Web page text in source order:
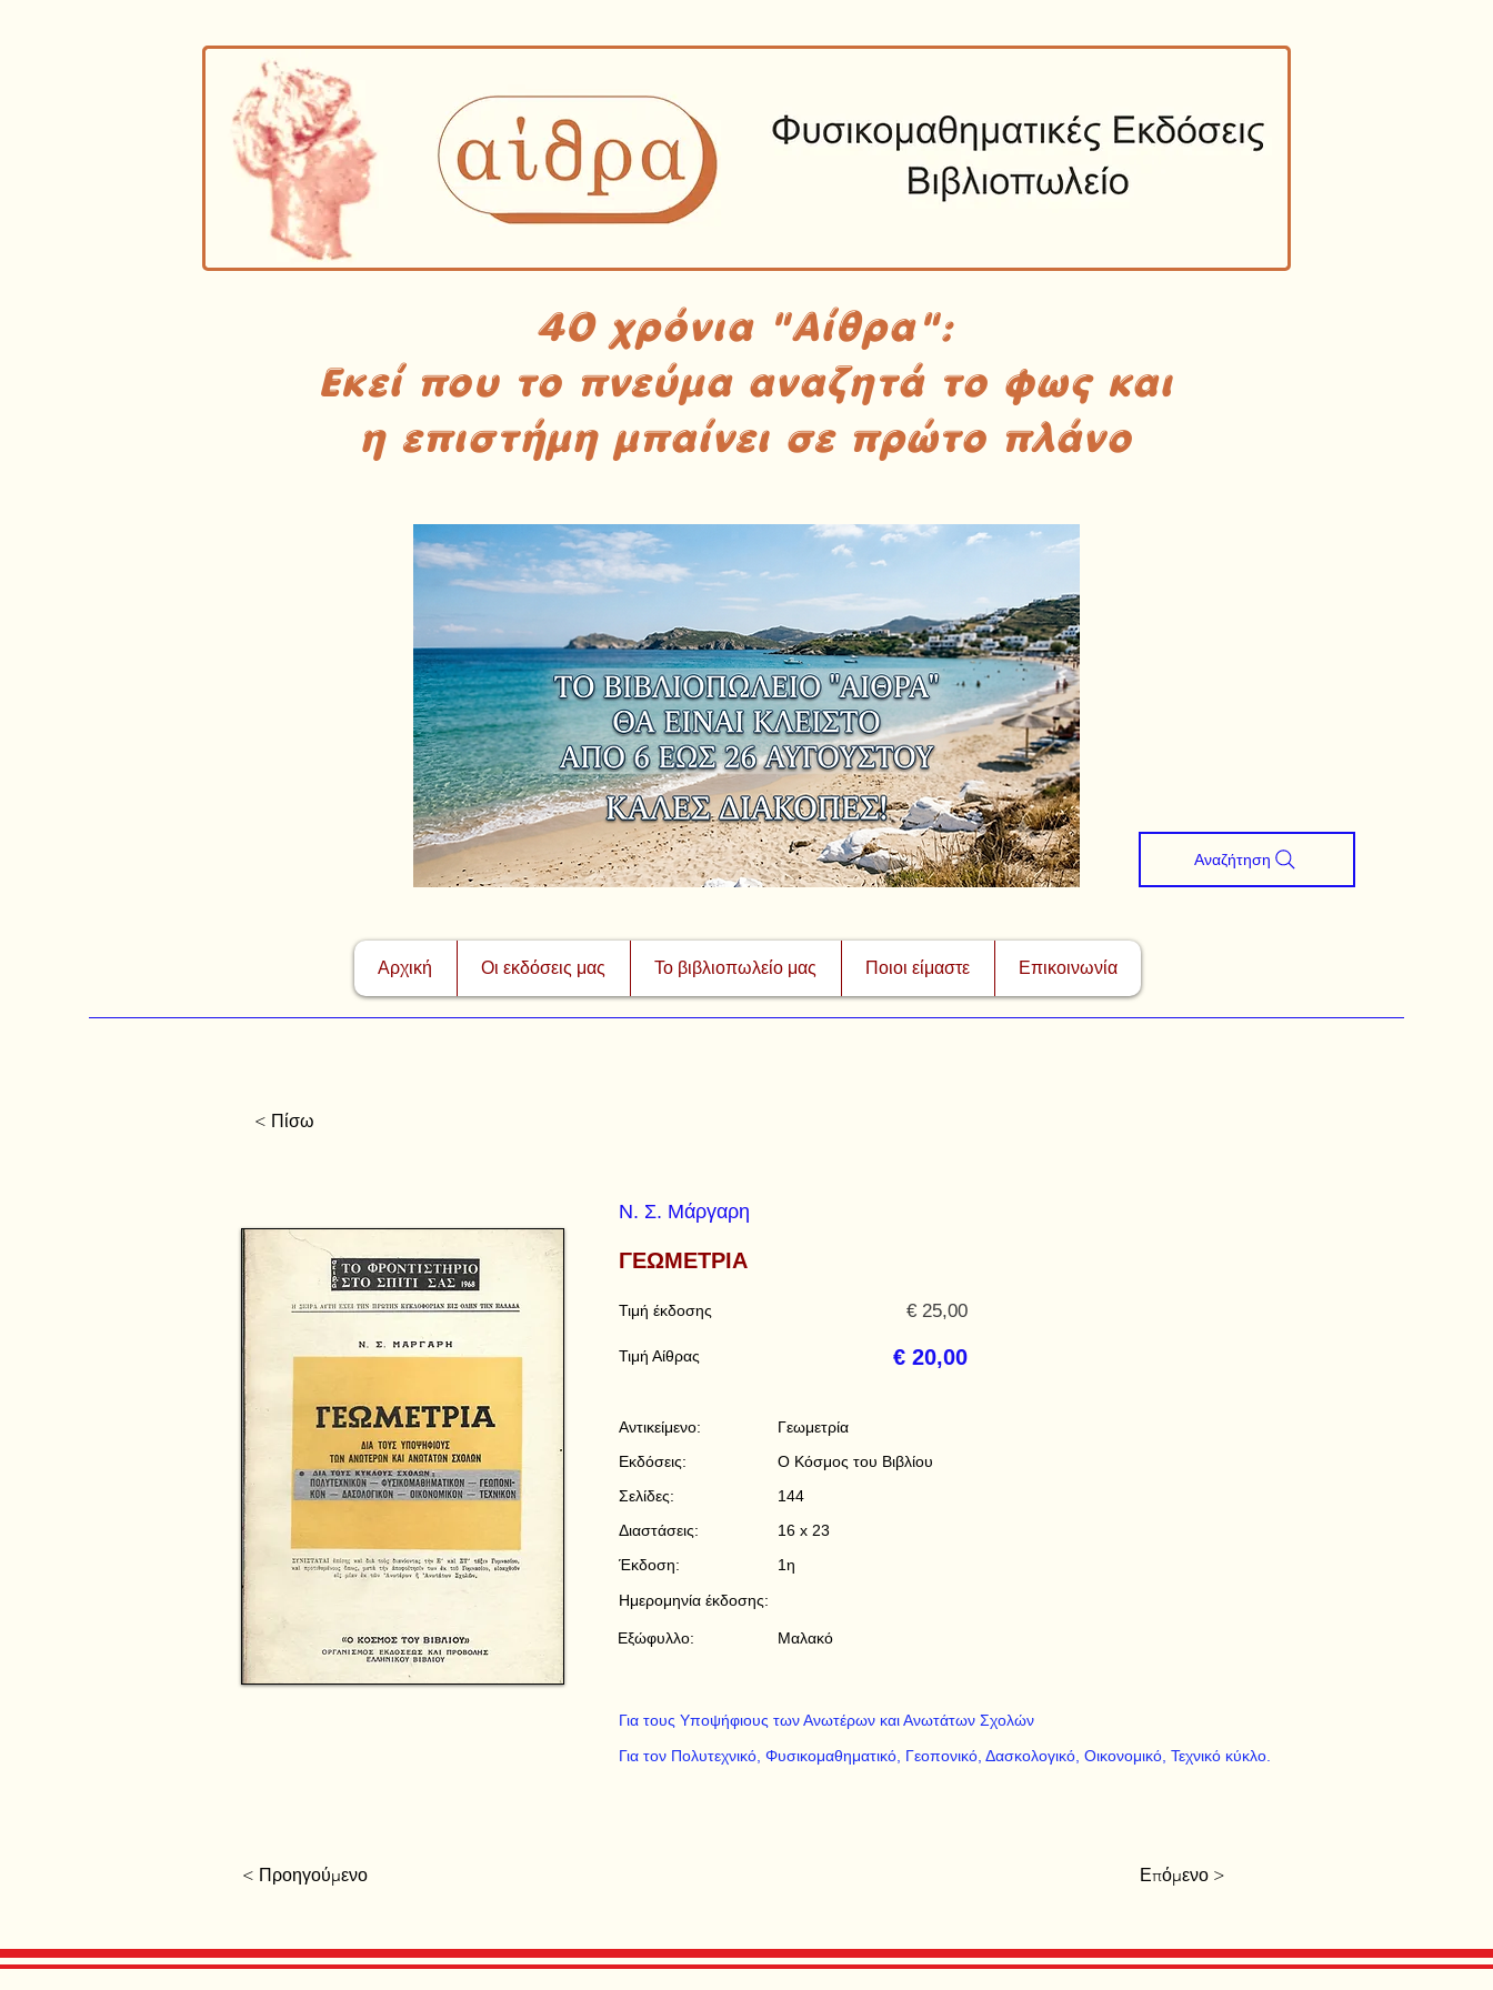
40 χρόνια "Αίθρα":
Εκεί που το πνεύμα αναζητά το φως και
η επιστήμη μπαίνει σε πρώτο πλάνο
Αρχική Οι εκδόσεις μας Το βιβλιοπωλείο μας Ποιοι είμαστε Επικοινωνία
Αναζήτηση
< Πίσω
Ν. Σ. Μάργαρη
ΓΕΩΜΕΤΡΙΑ
Τιμή έκδοσης
Τιμή Αίθρας
€ 25,00
€ 20,00
Αντικείμενο:
Γεωμετρία
Εκδόσεις:
Ο Κόσμος του Βιβλίου
Σελίδες:
144
Διαστάσεις:
16 x 23
Έκδοση:
1η
Ημερομηνία έκδοσης:
Μαλακό
Εξώφυλλο:
Για τους Υποψήφιους των Ανωτέρων και Ανωτάτων Σχολών
Για τον Πολυτεχνικό, Φυσικομαθηματικό, Γεοπονικό, Δασκολογικό, Οικονομικό, Τεχνικό κύκλο.
< Προηγούμενο Επόμενο >